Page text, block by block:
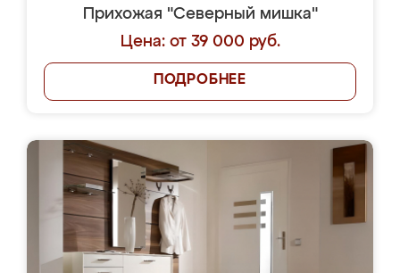
Прихожая "Северный мишка"
Цена: от 39 000 руб.
ПОДРОБНЕЕ